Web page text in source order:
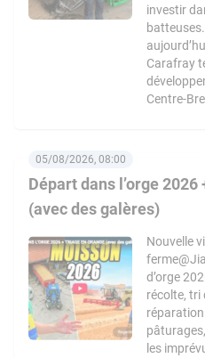
investir
Carafray
Centre-
Départ dans l’orge
(avec des galères)
05/08/2026, 08:00
Nouvelle
d’orge
récolte, tri
réparation
les